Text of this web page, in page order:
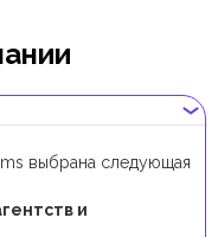
выбрана следующая
и